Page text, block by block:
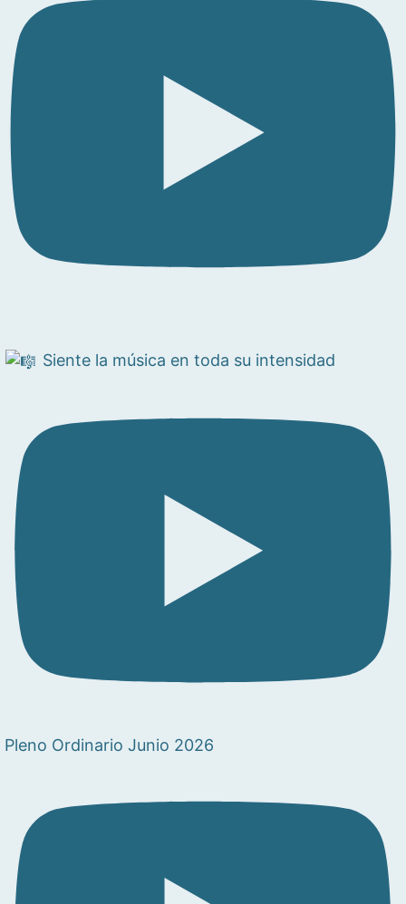
Siente la música en toda su intensidad
Pleno Ordinario Junio 2026